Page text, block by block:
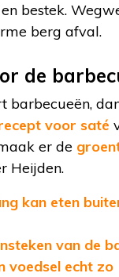
bestek.
berg afval.
de
barbecueën,
voor saté
er de
Heijden.
kan eten
van de
voedsel echt zo